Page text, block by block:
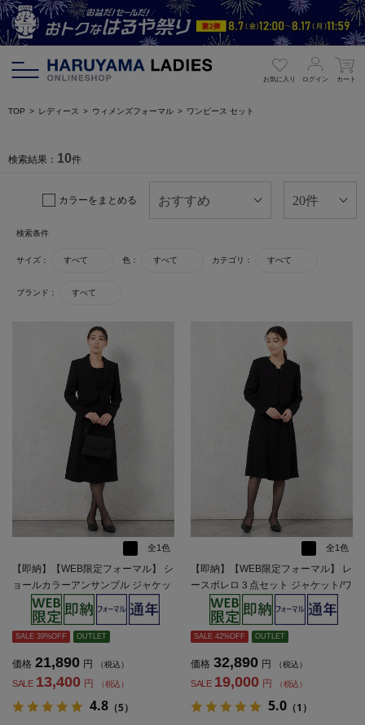
お気に入り ログイン カート
TOP レディース ウィメンズフォーマル ワンピース セット
検索結果： 10件
カラーをまとめる
検索条件
サイズ： すべて 色： すべて カテゴリ： すべて
ブランド： すべて
全1色
【即納】【WEB限定フォーマル】 シ
ョールカラーアンサンブル ジャケッ
ト/ワンピース 黒無地 通年 礼服【レ
ディース】
SALE 39%OFF OUTLET
価格 21,890 円 （税込）
SALE 13,400 円 （税込）
4.8 （5）
全1色
【即納】【WEB限定フォーマル】 レ
ースボレロ３点セット ジャケット/ワ
ンピース/ボレロ 黒無地 通年 礼服
【レディース】
SALE 42%OFF OUTLET
価格 32,890 円 （税込）
SALE 19,000 円 （税込）
5.0 （1）